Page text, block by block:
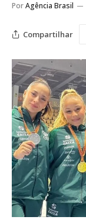
PorAgência Brasil
Compartilhar